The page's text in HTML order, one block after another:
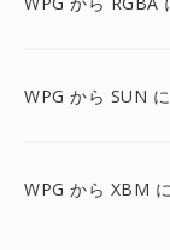
WPG から SUN に
WPG から XBM に